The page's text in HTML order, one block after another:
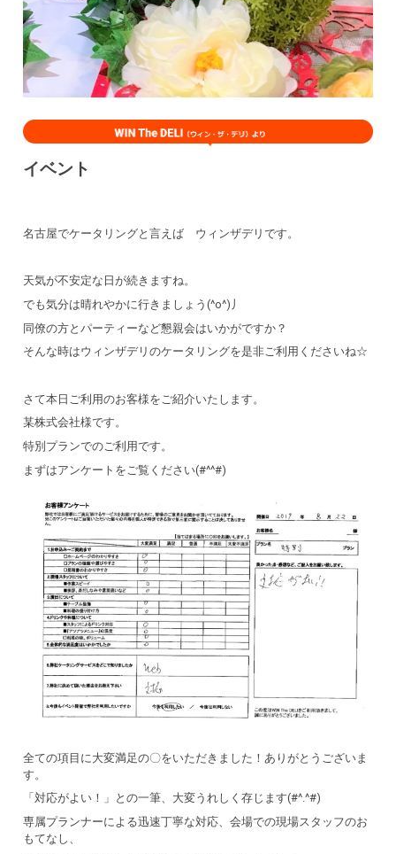
イベント
名古屋でケータリングと言えば ウィンザデリです。
天気が不安定な日が続きますね。
でも気分は晴れやかに行きましょう(^o^)丿
同僚の方とパーティーなど懇親会はいかがですか？
そんな時はウィンザデリのケータリングを是非ご利用くださいね☆
さて本日ご利用のお客様をご紹介いたします。
某株式会社様です。
特別プランでのご利用です。
まずはアンケートをご覧ください(#^^#)
全ての項目に大変満足の〇をいただきました！ありがとうございま
す。
「対応がよい！」との一筆、大変うれしく存じます(#^.^#)
専属プランナーによる迅速丁寧な対応、会場での現場スタッフのお
もてなし、